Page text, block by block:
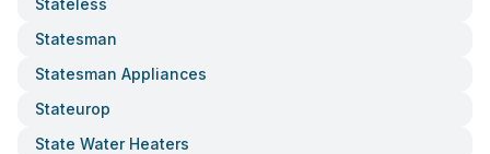
Stateless
Statesman
Statesman Appliances
Stateurop
State Water Heaters